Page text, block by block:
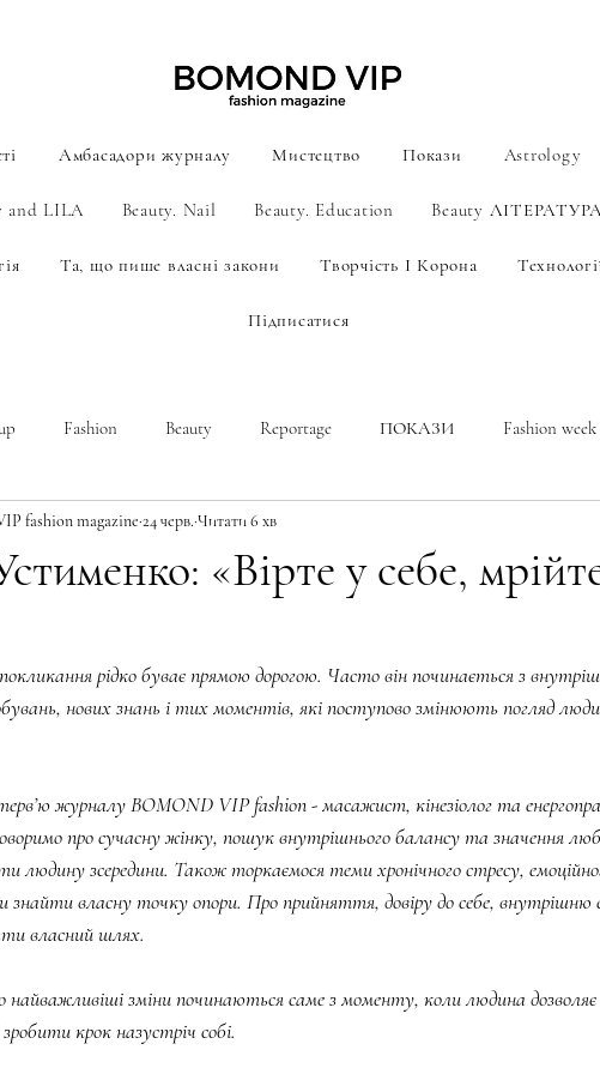
Амбасадори журналу Мистецтво Покази Astrology
and LILA Beauty. Nail Beauty. Education Beauty
Та, що пише власні закони Творчість І Корона
Підписатися
Fashion Beauty Reportage ПОКАЗИ Fashion week
A new era of men's fashion
BEAUTY ЛІТЕРАТУРА ТВОРЧІСТЬ І КОРОНА Та, що
енергія ПЕЧАТКА ДОВІРИ Жінка сучасності
«Вірте у себе,
fashion magazine 24 черв. Читати 6 хв
рідко буває прямою дорогою. Часто він починається з
нових знань і тих моментів, які поступово змінюють погляд
журналу BOMOND VIP fashion - масажист, кінезіолог та
про сучасну жінку, пошук внутрішнього балансу та значення
людину зсередини. Також торкаємося теми хронічного стресу,
знайти власну точку опори. Про прийняття, довіру до себе, внутрішню
власний шлях.
зміни починаються саме з моменту, коли людина дозволяє
крок назустріч собі.